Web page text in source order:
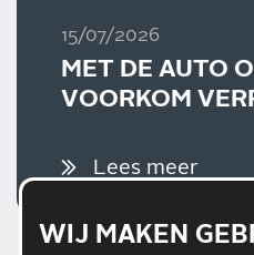
15/07/2026
MET DE AUTO
VOORKOM
Lees meer
WIJ MAKEN